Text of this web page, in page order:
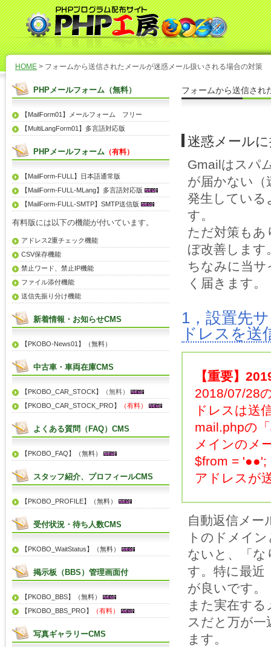
HOME > フォームから送信されたメールが迷惑メール扱いされる場合の対策
フォームから送信され
迷惑メール
Gmailはスパ
が届かない（
発生している
す。
ただ対策もあ
ぼ改善します
ちなみに当
く届きます。
1，設置先
ドレスを送
【重要】
2018/07/28
ドレスは送
mail.phpの
メインのメ
$from =
アドレスが
自動返信メー
トのドメイ
ないと、「な
す。特に最近
が良いです。
また実在す
スだと万が
ます。
PHPメールフォーム（無料）
【MailForm01】メールフォーム フリー
【MultiLangForm01】多言語対応版
PHPメールフォーム （有料）
【MailForm-FULL】日本語通常版
【MailForm-FULL-MLang】多言語対応版
【MailForm-FULL-SMTP】SMTP送信版
有料版には以下の機能が付いています。
アドレス2重チェック機能
CSV保存機能
禁止ワード、禁止IP機能
ファイル添付機能
送信先振り分け機能
新着情報・お知らせCMS
【PKOBO-News01】（無料）
中古車・車両在庫CMS
【PKOBO_CAR_STOCK】
（無料）
【PKOBO_CAR_STOCK_PRO】
（有料）
よくある質問（FAQ）CMS
【PKOBO_FAQ】（無料）
スタッフ紹介、プロフィールCMS
【PKOBO_PROFILE】（無料）
受付状況・待ち人数CMS
【PKOBO_WaitStatus】（無料）
掲示板（BBS）管理画面付
【PKOBO_BBS】（無料）
【PKOBO_BBS_PRO】
（有料）
写真ギャラリーCMS